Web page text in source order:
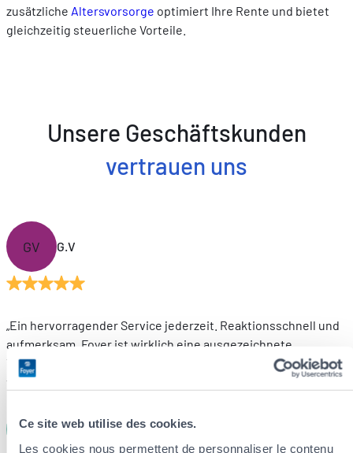
Ce site web utilise des cookies.
Les cookies nous permettent de personnaliser le contenu
zusätzliche Altersvorsorge optimiert Ihre Rente und bietet
gleichzeitig steuerliche Vorteile.
Unsere Geschäftskunden
vertrauen uns
GV G.V
„Ein hervorragender Service jederzeit. Reaktionsschnell und
aufmerksam. Foyer ist wirklich eine ausgezeichnete
Versicherungsgesellschaft. Erstklassiger Kundenservice ist
für sie nicht nur ein Wort, sondern eine echte Philosophie.“
DL D.L